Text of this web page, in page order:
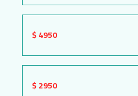
4950 $
2950 $